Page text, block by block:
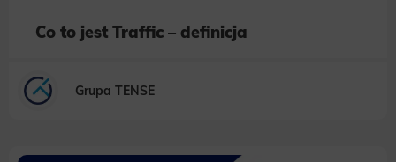
Co to jest Traffic – definicja
Grupa TENSE